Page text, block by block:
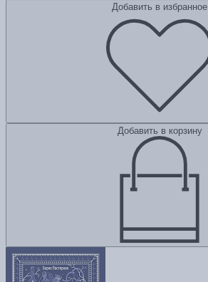
Добавить в избранное
Добавить в корзину